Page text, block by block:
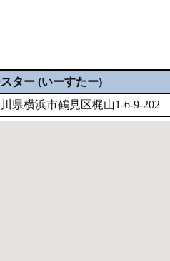
ター (いーすたー)
県横浜市鶴見区梶山1-6-9-202